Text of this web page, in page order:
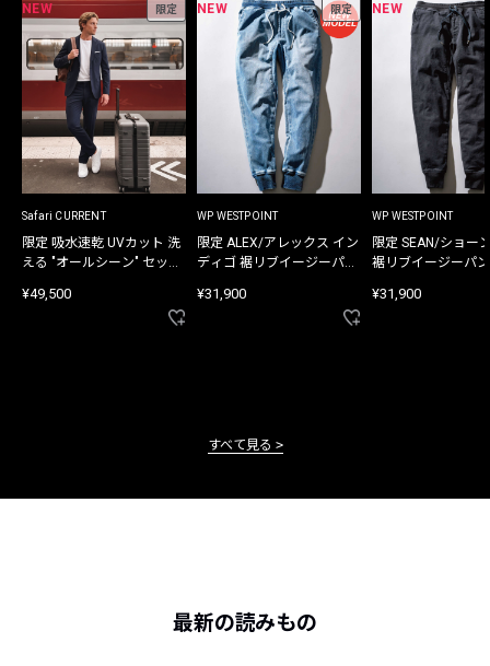
NEW 限定
Safari CURRENT
限定 吸水速乾 UVカット 洗
える "オールシーン" セット
¥49,500
NEW 限定
WP WESTPOINT
限定 ALEX/アレックス イン
ディゴ 裾リブイージーパン
¥31,900
NEW
WP WESTPOINT
限定 SEAN/ショー
裾リブイージーパ
¥31,900
すべて見る
最新の読みもの